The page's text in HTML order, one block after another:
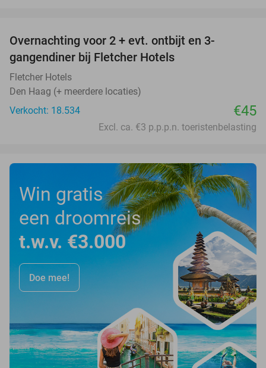
Overnachting voor 2 + evt. ontbijt en 3-
gangendiner bij Fletcher Hotels
Fletcher Hotels
Den Haag (+ meerdere locaties)
Verkocht: 18.534
€45
Excl. ca. €3 p.p.p.n. toeristenbelasting
Win gratis
een droomreis
t.w.v. €3.000
Doe mee!